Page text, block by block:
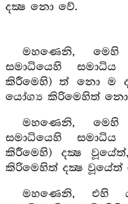
දක්‍ෂ නො වේ.
මහණෙනි, මෙහි
සමාධියෙහි
කිරීමෙහි) ත් නො ම
යෝග්‍ය කිරිමෙහිත් නො
මහණෙනි, මෙහි
සමාධියෙහි
කිරීමෙහි) දක්‍ෂ
කිරිමෙහිත් දක්‍ෂ වූයේත්
මහණෙනි, එහි